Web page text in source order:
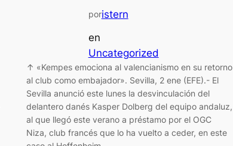
poristern
en
Uncategorized
↑ «Kempes emociona al valencianismo en su retorno
al club como embajador». Sevilla, 2 ene (EFE).- El
Sevilla anunció este lunes la desvinculación del
delantero danés Kasper Dolberg del equipo andaluz,
al que llegó este verano a préstamo por el OGC
Niza, club francés que lo ha vuelto a ceder, en este